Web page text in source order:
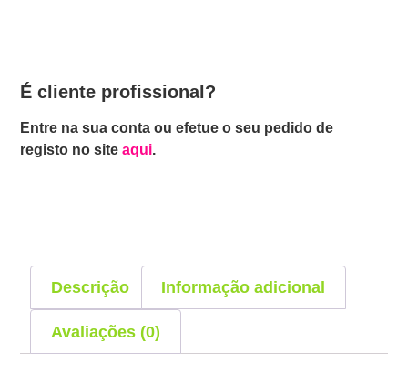
É cliente profissional?
Entre na sua conta ou efetue o seu pedido de
registo no siteaqui.
Descrição Informação adicional
Avaliações (0)